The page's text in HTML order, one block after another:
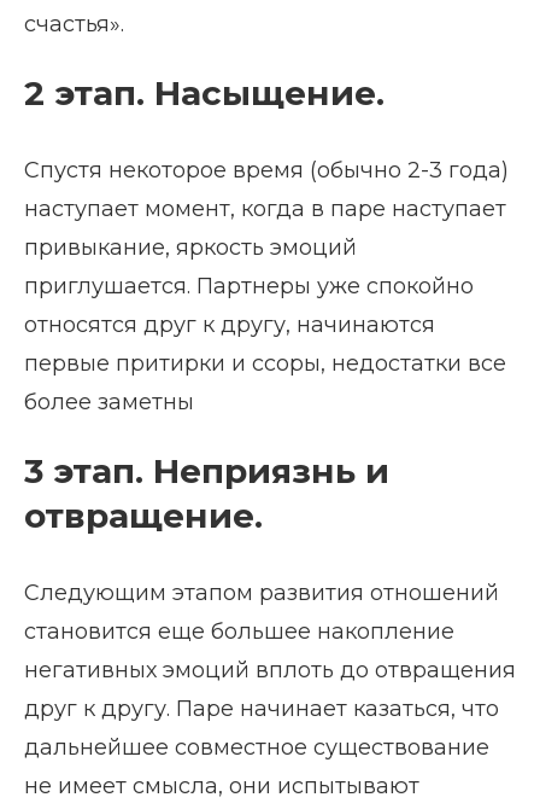
счастья».
2 этап. Насыщение.
Спустя некоторое время (обычно 2-3 года)
наступает момент, когда в паре наступает
привыкание, яркость эмоций
приглушается. Партнеры уже спокойно
относятся друг к другу, начинаются
первые притирки и ссоры, недостатки все
более заметны
3 этап. Неприязнь и
отвращение.
Следующим этапом развития отношений
становится еще большее накопление
негативных эмоций вплоть до отвращения
друг к другу. Паре начинает казаться, что
дальнейшее совместное существование
не имеет смысла, они испытывают